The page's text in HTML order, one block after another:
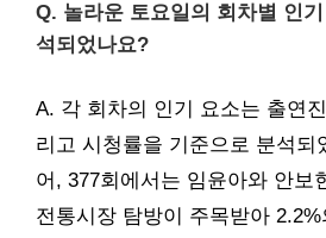
Q. 놀라운 토요일의 회차별 인
석되었나요?
A. 각 회차의 인기 요소는 출연
리고 시청률을 기준으로 분석되
어, 377회에서는 임윤아와 안보
전통시장 탐방이 주목받아